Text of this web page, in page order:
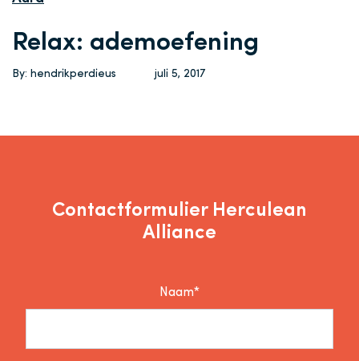
Relax: ademoefening
By: hendrikperdieus juli 5, 2017
Contactformulier Herculean
Alliance
Naam*